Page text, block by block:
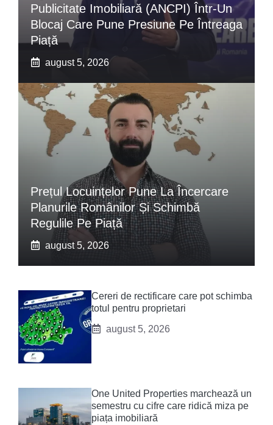
Publicitate Imobiliară (ANCPI) Într-Un
Blocaj Care Pune Presiune Pe Întreaga
Piață
august 5, 2026
Prețul Locuințelor Pune La Încercare
Planurile Românilor Și Schimbă
Regulile Pe Piață
august 5, 2026
Cereri de rectificare care pot schimba
totul pentru proprietari
august 5, 2026
One United Properties marchează un
semestru cu cifre care ridică miza pe
piața imobiliară